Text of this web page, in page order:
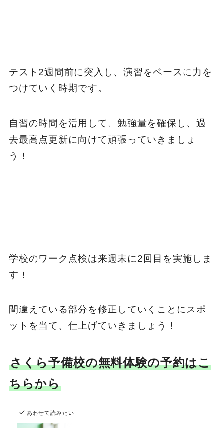
テスト2週間前に突入し、演習をベースに力を
つけていく時期です。
自習の時間を活用して、勉強量を確保し、過
去最高点更新に向けて頑張っていきましょ
う！
学校のワーク点検は来週末に2回目を実施しま
す！
間違えている部分を修正していくことにスポ
ットを当て、仕上げていきましょう！
さくら予備校の無料体験の予約はこ
ちらから
あわせて読みたい